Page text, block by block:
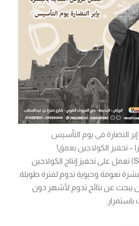
النضارة في يوم التأسيس
– تحفيز الكولاجين بعمق!
إبرة سكلبترا (Sculptra) تعمل على تحفيز إنتاج الكولاجين
نعومة وحيوية تدوم لفترة طويلة.
يبحث عن نتائج تدوم لأشهر دون
باستمرار.